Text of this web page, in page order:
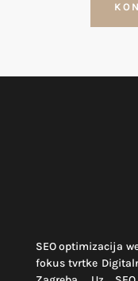
SEO optimizacija
fokus tvrtke